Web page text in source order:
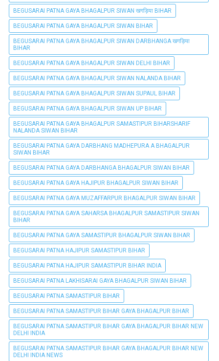
BEGUSARAI PATNA GAYA BHAGALPUR SIWAN खगड़िया BIHAR
BEGUSARAI PATNA GAYA BHAGALPUR SIWAN BIHAR
BEGUSARAI PATNA GAYA BHAGALPUR SIWAN DARBHANGA खगड़िया
BIHAR
BEGUSARAI PATNA GAYA BHAGALPUR SIWAN DELHI BIHAR
BEGUSARAI PATNA GAYA BHAGALPUR SIWAN NALANDA BIHAR
BEGUSARAI PATNA GAYA BHAGALPUR SIWAN SUPAUL BIHAR
BEGUSARAI PATNA GAYA BHAGALPUR SIWAN UP BIHAR
BEGUSARAI PATNA GAYA BHAGALPUR SAMASTIPUR BIHARSHARIF
NALANDA SIWAN BIHAR
BEGUSARAI PATNA GAYA DARBHANG MADHEPURA A BHAGALPUR
SIWAN BIHAR
BEGUSARAI PATNA GAYA DARBHANGA BHAGALPUR SIWAN BIHAR
BEGUSARAI PATNA GAYA HAJIPUR BHAGALPUR SIWAN BIHAR
BEGUSARAI PATNA GAYA MUZAFFARPUR BHAGALPUR SIWAN BIHAR
BEGUSARAI PATNA GAYA SAHARSA BHAGALPUR SAMASTIPUR SIWAN
BIHAR
BEGUSARAI PATNA GAYA SAMASTIPUR BHAGALPUR SIWAN BIHAR
BEGUSARAI PATNA HAJIPUR SAMASTIPUR BIHAR
BEGUSARAI PATNA HAJIPUR SAMASTIPUR BIHAR INDIA
BEGUSARAI PATNA LAKHISARAI GAYA BHAGALPUR SIWAN BIHAR
BEGUSARAI PATNA SAMASTIPUR BIHAR
BEGUSARAI PATNA SAMASTIPUR BIHAR GAYA BHAGALPUR BIHAR
BEGUSARAI PATNA SAMASTIPUR BIHAR GAYA BHAGALPUR BIHAR NEW
DELHI INDIA
BEGUSARAI PATNA SAMASTIPUR BIHAR GAYA BHAGALPUR BIHAR NEW
DELHI INDIA NEWS